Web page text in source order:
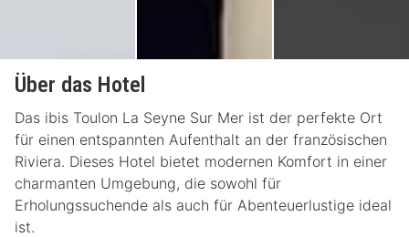
Über das Hotel
Das ibis Toulon La Seyne Sur Mer ist der perfekte Ort
für einen entspannten Aufenthalt an der französischen
Riviera. Dieses Hotel bietet modernen Komfort in einer
charmanten Umgebung, die sowohl für
Erholungssuchende als auch für Abenteuerlustige ideal
ist.